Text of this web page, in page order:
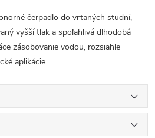
čerpadlo do vrtaných studní,
vyšší tlak a spoľahlivá dlhodobá
zásobovanie vodou, rozsiahle
aplikácie.